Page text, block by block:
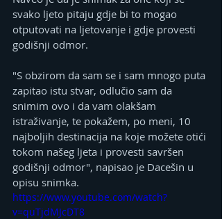
svako ljeto pitaju gdje bi to mogao
otputovati na ljetovanje i gdje provesti
godišnji odmor.
"S obzirom da sam se i sam mnogo puta
zapitao istu stvar, odlučio sam da
snimim ovo i da vam olakšam
istraživanje, te pokažem, po meni, 10
najboljih destinacija na koje možete otići
tokom našeg ljeta i provesti savršen
godišnji odmor", napisao je Dacešin u
opisu snimka.
https://www.youtube.com/watch?
v=quTjdMJcDT8